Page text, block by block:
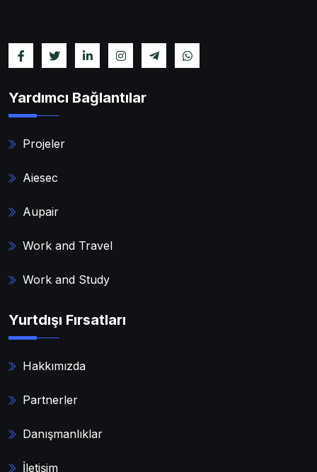
Yardımcı Bağlantılar
Projeler
Aiesec
Aupair
Work and Travel
Work and Study
Yurtdışı Fırsatları
Hakkımızda
Partnerler
Danışmanlıklar
İletişim